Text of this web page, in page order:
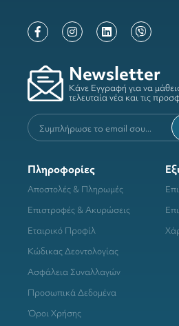
Newsletter
Κάνε Εγγραφή για να
τελευταία νέα και τις
Πληροφορίες
Αποστολές & Πληρωμές
Επιστροφές & Ακυρώσεις
Εταιρικό Προφίλ
Κώδικας Δεοντολογίας
Ασφάλεια Συναλλαγών
Προσωπικά Δεδομένα
Όροι Χρήσης